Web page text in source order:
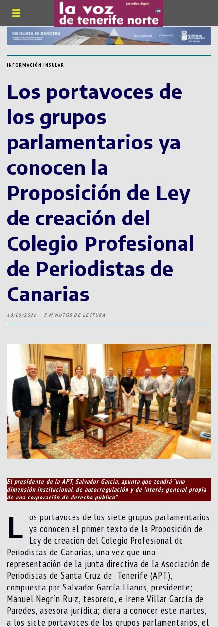
INFORMACIÓN INSULAR
Los portavoces de
los grupos
parlamentarios ya
conocen la
Proposición de Ley
de creación del
Colegio Profesional
de Periodistas de
Canarias
18/06/2026 3 MINUTOS DE LECTURA
El presidente de la APT, Salvador García, apunta que tendrá “una
dimensión institucional, de autorregulación y de interés general propia
de una corporación de derecho público”
L os portavoces de los siete grupos parlamentarios
ya conocen el primer texto de la Proposición de
Ley de creación del Colegio Profesional de
Periodistas de Canarias, una vez que una
representación de la junta directiva de la Asociación de
Periodistas de Santa Cruz de Tenerife (APT),
compuesta por Salvador García Llanos, presidente;
Manuel Negrín Ruiz, tesorero, e Irene Villar García de
Paredes, asesora jurídica; diera a conocer este martes,
a los siete portavoces de los grupos parlamentarios, el